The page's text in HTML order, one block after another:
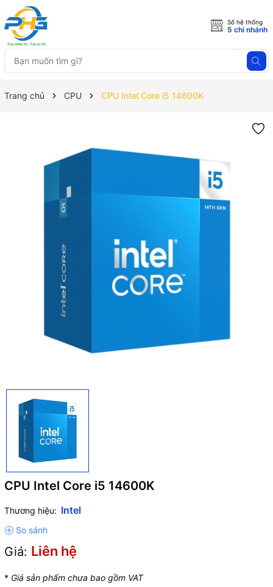
Số hệ thống
5 chi nhánh
Trang chủ CPU CPU Intel Core i5 14600K
CPU Intel Core i5 14600K
Thương hiệu: Intel
Giá: Liên hệ
* Giá sản phẩm chưa bao gồm VAT